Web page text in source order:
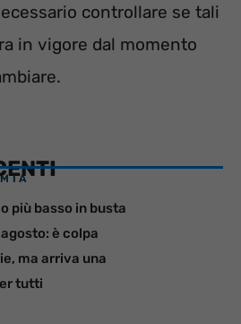
controllare se tali
in vigore dal momento
più basso in busta
è colpa
ma arriva una
tutti